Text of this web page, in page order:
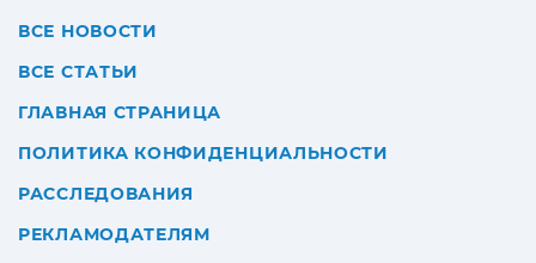
ВСЕ НОВОСТИ
ВСЕ СТАТЬИ
ГЛАВНАЯ СТРАНИЦА
ПОЛИТИКА КОНФИДЕНЦИАЛЬНОСТИ
РАССЛЕДОВАНИЯ
РЕКЛАМОДАТЕЛЯМ